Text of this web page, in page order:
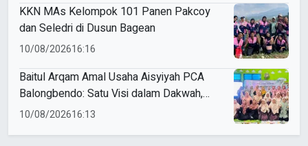
KKN MAs Kelompok 101 Panen Pakcoy
dan Seledri di Dusun Bagean
10/08/202616:16
Baitul Arqam Amal Usaha Aisyiyah PCA
Balongbendo: Satu Visi dalam Dakwah,
Satu Langkah untuk Kemajuan
10/08/202616:13